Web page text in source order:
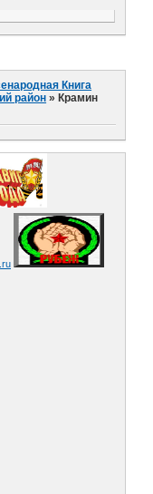
Книга
район » Крамин